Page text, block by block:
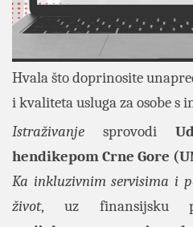
Hvala što doprinosite
i kvaliteta usluga za osobe s
Istraživanje sprovodi
hendikepom Crne Gore
Ka inkluzivnim servisima i
život, uz finansijsku